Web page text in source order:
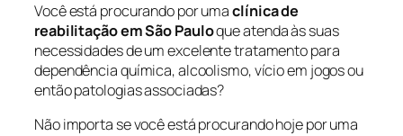
Você está procurando por umaclínica de
reabilitação em São Pauloque atenda às suas
necessidades de um excelente tratamento para
dependência química, alcoolismo, vício em jogos ou
então patologias associadas?
Não importa se você está procurando hoje por uma